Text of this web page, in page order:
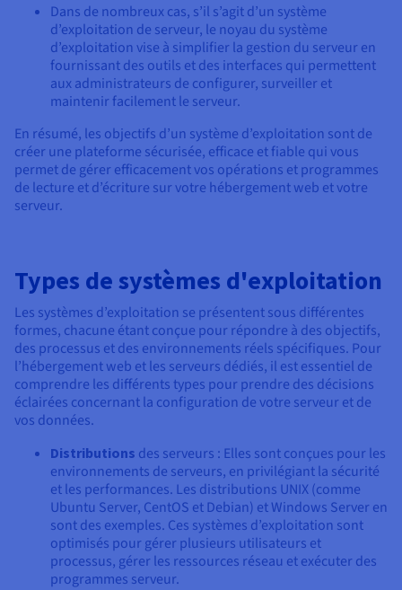
Dans de nombreux cas, s’il s’agit d’un système
d’exploitation de serveur, le noyau du système
d’exploitation vise à simplifier la gestion du serveur en
fournissant des outils et des interfaces qui permettent
aux administrateurs de configurer, surveiller et
maintenir facilement le serveur.
En résumé, les objectifs d’un système d’exploitation sont de
créer une plateforme sécurisée, efficace et fiable qui vous
permet de gérer efficacement vos opérations et programmes
de lecture et d’écriture sur votre hébergement web et votre
serveur.
Types de systèmes d'exploitation
Les systèmes d’exploitation se présentent sous différentes
formes, chacune étant conçue pour répondre à des objectifs,
des processus et des environnements réels spécifiques. Pour
l’hébergement web et les serveurs dédiés, il est essentiel de
comprendre les différents types pour prendre des décisions
éclairées concernant la configuration de votre serveur et de
vos données.
Distributions des serveurs : Elles sont conçues pour les
environnements de serveurs, en privilégiant la sécurité
et les performances. Les distributions UNIX (comme
Ubuntu Server, CentOS et Debian) et Windows Server en
sont des exemples. Ces systèmes d’exploitation sont
optimisés pour gérer plusieurs utilisateurs et
processus, gérer les ressources réseau et exécuter des
programmes serveur.